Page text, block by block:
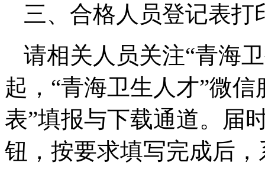
三、合格人员登记表打
请相关人员关注“青海
起，“青海卫生人才”微
表”填报与下载通道。届
钮，按要求填写完成后